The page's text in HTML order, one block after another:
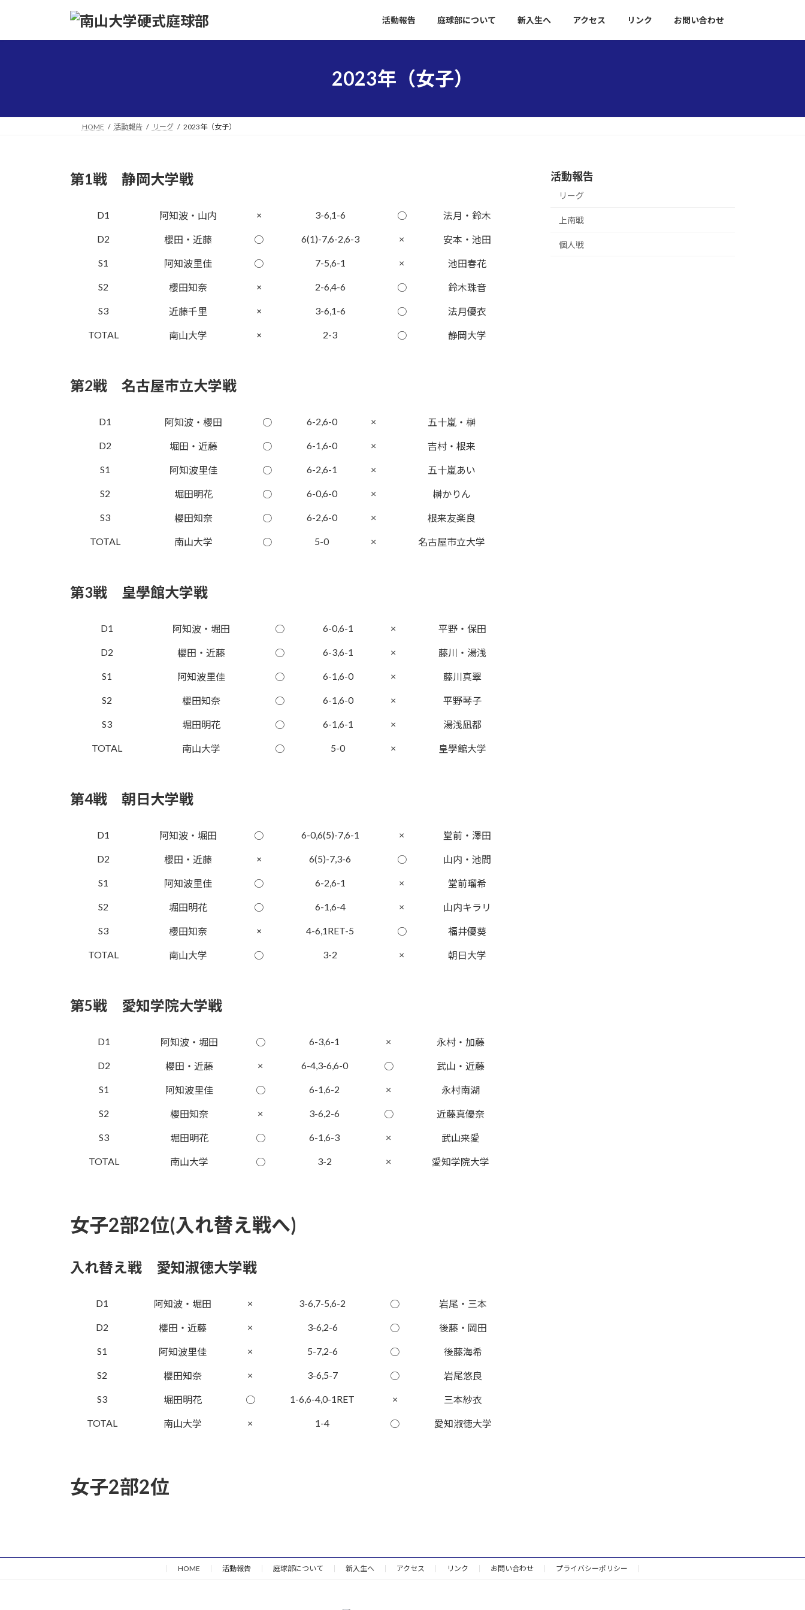
活動報告 庭球部について 新入生へ アクセス リンク お問い合わせ
2023年（女子）
HOME 活動報告 リーグ 2023年（女子）
第1戦 静岡大学戦
D1 阿知波・山内 × 3-6,1-6 ○ 法月・鈴木
D2 櫻田・近藤 ○ 6(1)-7,6-2,6-3 × 安本・池田
S1 阿知波里佳 ○ 7-5,6-1 × 池田春花
S2 櫻田知奈 × 2-6,4-6 ○ 鈴木珠音
S3 近藤千里 × 3-6,1-6 ○ 法月優衣
TOTAL 南山大学 × 2-3 ○ 静岡大学
第2戦 名古屋市立大学戦
D1 阿知波・櫻田 ○ 6-2,6-0 × 五十嵐・榊
D2 堀田・近藤 ○ 6-1,6-0 × 吉村・根来
S1 阿知波里佳 ○ 6-2,6-1 × 五十嵐あい
S2 堀田明花 ○ 6-0,6-0 × 榊かりん
S3 櫻田知奈 ○ 6-2,6-0 × 根来友楽良
TOTAL 南山大学 ○ 5-0 × 名古屋市立大学
第3戦 皇學館大学戦
D1 阿知波・堀田 ○ 6-0,6-1 × 平野・保田
D2 櫻田・近藤 ○ 6-3,6-1 × 藤川・湯浅
S1 阿知波里佳 ○ 6-1,6-0 × 藤川真翠
S2 櫻田知奈 ○ 6-1,6-0 × 平野琴子
S3 堀田明花 ○ 6-1,6-1 × 湯浅凪都
TOTAL 南山大学 ○ 5-0 × 皇學館大学
第4戦 朝日大学戦
D1 阿知波・堀田 ○ 6-0,6(5)-7,6-1 × 堂前・澤田
D2 櫻田・近藤 × 6(5)-7,3-6 ○ 山内・池間
S1 阿知波里佳 ○ 6-2,6-1 × 堂前瑠希
S2 堀田明花 ○ 6-1,6-4 × 山内キラリ
S3 櫻田知奈 × 4-6,1RET-5 ○ 福井優葵
TOTAL 南山大学 ○ 3-2 × 朝日大学
第5戦 愛知学院大学戦
D1 阿知波・堀田 ○ 6-3,6-1 × 永村・加藤
D2 櫻田・近藤 × 6-4,3-6,6-0 ○ 武山・近藤
S1 阿知波里佳 ○ 6-1,6-2 × 永村南湖
S2 櫻田知奈 × 3-6,2-6 ○ 近藤真優奈
S3 堀田明花 ○ 6-1,6-3 × 武山来愛
TOTAL 南山大学 ○ 3-2 × 愛知学院大学
女子2部2位(入れ替え戦へ)
入れ替え戦 愛知淑徳大学戦
D1 阿知波・堀田 × 3-6,7-5,6-2 ○ 岩尾・三本
D2 櫻田・近藤 × 3-6,2-6 ○ 後藤・岡田
S1 阿知波里佳 × 5-7,2-6 ○ 後藤海希
S2 櫻田知奈 × 3-6,5-7 ○ 岩尾悠良
S3 堀田明花 ○ 1-6,6-4,0-1RET × 三本紗衣
TOTAL 南山大学 × 1-4 ○ 愛知淑徳大学
女子2部2位
活動報告
リーグ
上南戦
個人戦
HOME 活動報告 庭球部について 新入生へ アクセス リンク お問い合わせ プライバシーポリシー